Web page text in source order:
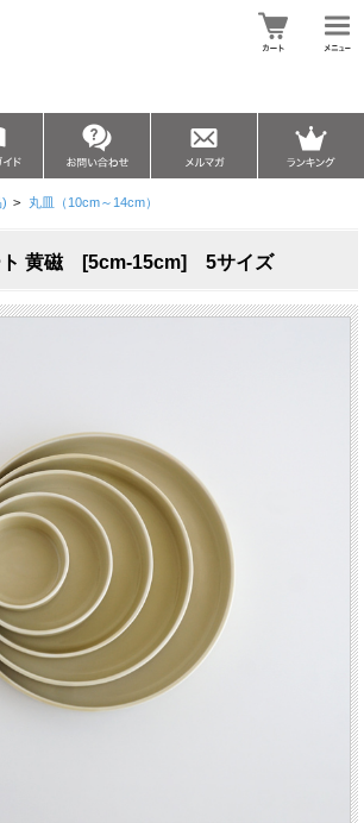
> 丸皿（10cm～14cm）
ト 黄磁 [5cm-15cm] 5サイズ